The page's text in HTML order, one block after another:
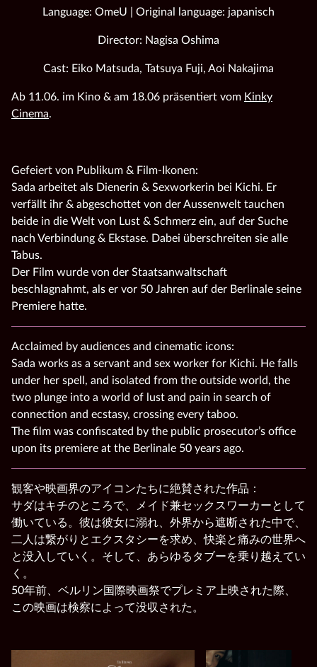
Language: OmeU | Original language: japanisch
Director: Nagisa Oshima
Cast: Eiko Matsuda, Tatsuya Fuji, Aoi Nakajima
Ab 11.06. im Kino & am 18.06 präsentiert vom Kinky
Cinema.
Gefeiert von Publikum & Film-Ikonen:
Sada arbeitet als Dienerin & Sexworkerin bei Kichi. Er
verfällt ihr & abgeschottet von der Aussenwelt tauchen
beide in die Welt von Lust & Schmerz ein, auf der Suche
nach Verbindung & Ekstase. Dabei überschreiten sie alle
Tabus.
Der Film wurde von der Staatsanwaltschaft
beschlagnahmt, als er vor 50 Jahren auf der Berlinale seine
Premiere hatte.
Acclaimed by audiences and cinematic icons:
Sada works as a servant and sex worker for Kichi. He falls
under her spell, and isolated from the outside world, the
two plunge into a world of lust and pain in search of
connection and ecstasy, crossing every taboo.
The film was confiscated by the public prosecutor’s office
upon its premiere at the Berlinale 50 years ago.
観客や映画界のアイコンたちに絶賛された作品：
サダはキチのところで、メイド兼セックスワーカーとして
働いている。彼は彼女に溺れ、外界から遮断された中で、
二人は繋がりとエクスタシーを求め、快楽と痛みの世界へ
と没入していく。そして、あらゆるタブーを乗り越えてい
く。
50年前、ベルリン国際映画祭でプレミア上映された際、
この映画は検察によって没収された。